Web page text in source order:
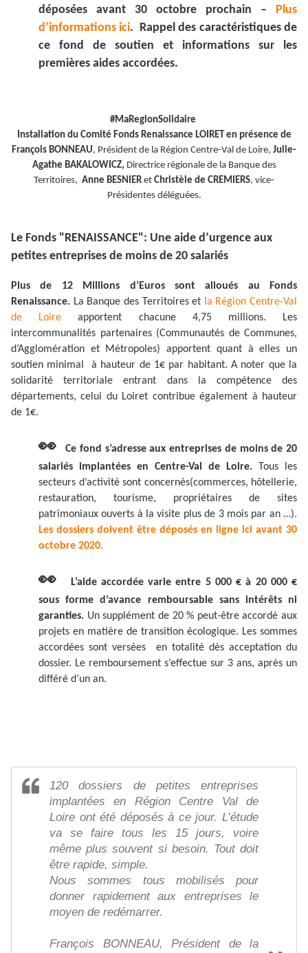
déposées avant 30 octobre prochain – Plus
d’informations ici. Rappel des caractéristiques de
ce fond de soutien et informations sur les
premières aides accordées.
#MaRegionSolidaire
Installation du Comité Fonds Renaissance LOIRET en présence de
François BONNEAU, Président de la Région Centre-Val de Loire, Julie-
Agathe BAKALOWICZ, Directrice régionale de la Banque des
Territoires, Anne BESNIER et Christèle de CREMIERS, vice-
Présidentes déléguées.
Le Fonds "RENAISSANCE": Une aide d’urgence aux
petites entreprises de moins de 20 salariés
Plus de 12 Millions d’Euros sont alloués au Fonds
Renaissance. La Banque des Territoires et la Région Centre-Val
de Loire apportent chacune 4,75 millions. Les
intercommunalités partenaires (Communautés de Communes,
d’Agglomération et Métropoles) apportent quant à elles un
soutien minimal à hauteur de 1€ par habitant. A noter que la
solidarité territoriale entrant dans la compétence des
départements, celui du Loiret contribue également à hauteur
de 1€.
👀
Ce fond s’adresse aux entreprises de moins de 20
salariés implantées en Centre-Val de Loire. Tous les
secteurs d’activité sont concernés(commerces, hôtellerie,
restauration, tourisme, propriétaires de sites
patrimoniaux ouverts à la visite plus de 3 mois par an …).
Les dossiers doivent être déposés en ligne ici avant 30
octobre 2020.
👀
L’aide accordée varie entre 5 000 € à 20 000 €
sous forme d’avance remboursable sans intérêts ni
garanties. Un supplément de 20 % peut-être accordé aux
projets en matière de transition écologique. Les sommes
accordées sont versées en totalité dès acceptation du
dossier. Le remboursement s’effectue sur 3 ans, après un
différé d’un an.
120 dossiers de petites entreprises
implantées en Région Centre Val de
Loire ont été déposés à ce jour. L’étude
va se faire tous les 15 jours, voire
même plus souvent si besoin. Tout doit
être rapide, simple.
Nous sommes tous mobilisés pour
donner rapidement aux entreprises le
moyen de redémarrer.
François BONNEAU, Président de la